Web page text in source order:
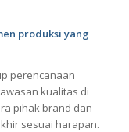
produksi yang
perencanaan
kualitas di
pihak brand dan
sesuai harapan.